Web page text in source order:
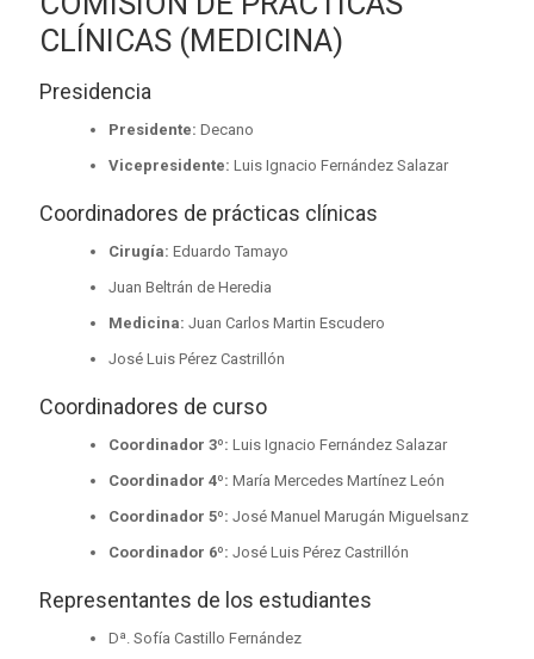
CLÍNICAS (MEDICINA)
Presidencia
Presidente: Decano
Vicepresidente: Luis Ignacio Fernández Salazar
Coordinadores de prácticas clínicas
Cirugía: Eduardo Tamayo
Juan Beltrán de Heredia
Medicina: Juan Carlos Martin Escudero
José Luis Pérez Castrillón
Coordinadores de curso
Coordinador 3º: Luis Ignacio Fernández Salazar
Coordinador 4º: María Mercedes Martínez León
Coordinador 5º: José Manuel Marugán Miguelsanz
Coordinador 6º: José Luis Pérez Castrillón
Representantes de los estudiantes
Dª. Sofía Castillo Fernández